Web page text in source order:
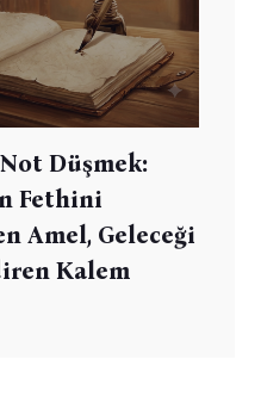
Düşmek:
Fethini
Amel, Geleceği
Kalem